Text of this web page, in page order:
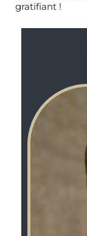
gratifiant !